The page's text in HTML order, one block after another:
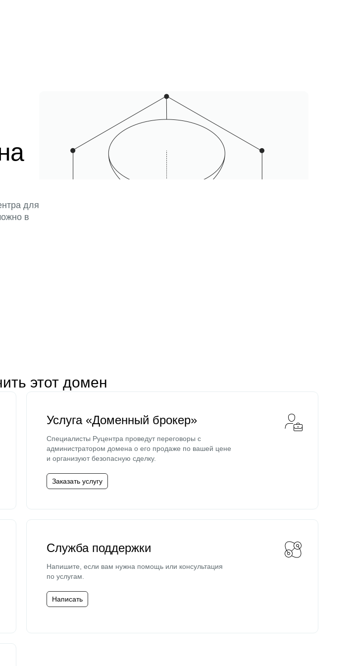
для
в
этот домен
Услуга «Доменный брокер»
Специалисты Руцентра проведут переговоры с
администратором домена о его продаже по вашей цене
и организуют безопасную сделку.
Заказать услугу
Служба поддержки
Напишите, если вам нужна помощь или консультация
по услугам.
Написать